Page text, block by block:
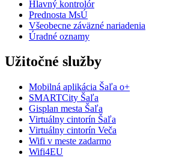
Hlavný kontrolór
Prednosta MsÚ
Všeobecne záväzné nariadenia
Úradné oznamy
Užitočné služby
Mobilná aplikácia Šaľa o+
SMARTCity Šaľa
Gisplan mesta Šaľa
Virtuálny cintorín Šaľa
Virtuálny cintorín Veča
Wifi v meste zadarmo
Wifi4EU